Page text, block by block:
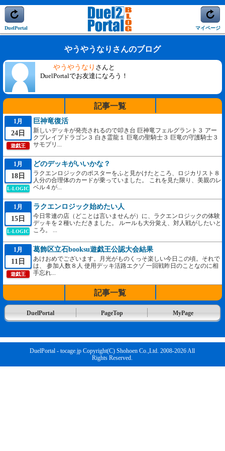
DuelPortal マイページ
やうやうなりさんのブログ
やうやうなり さんと
DuelPortalでお友達になろう！
記事一覧
1月
24日
遊戯王
巨神竜復活
新しいデッキが発売されるので叩き台 巨神竜フェルグラント３ アー
クブレイブドラゴン３ 白き霊龍１ 巨竜の聖騎士３ 巨竜の守護騎士３
サモプリ...
1月
18日
L-LOGIC
どのデッキがいいかな？
ラクエンロジックのポスターをふと見かけたところ、ロジカリスト８
人分の合理体のカードが乗っていました。 これを見た限り、美親のレ
ベル４が...
1月
15日
L-LOGIC
ラクエンロジック始めたい人
今日常連の店（どことは言いませんが）に、ラクエンロジックの体験
デッキを２種いただきました。 ルールも大分覚え、対人戦がしたいと
ころ。 ...
1月
11日
遊戯王
葛飾区立石booksu遊戯王公認大会結果
あけおめでございます。月光がものくっそ楽しい今日この頃。それで
は、 参加人数８人 使用デッキ活路エクゾ 一回戦昨日のことなのに相
手忘れ...
記事一覧
DuelPortal PageTop MyPage
DuelPortal - tocage.jp Copyright(C) Shohoen Co.,Ltd. 2008-2026 All
Rights Reserved.